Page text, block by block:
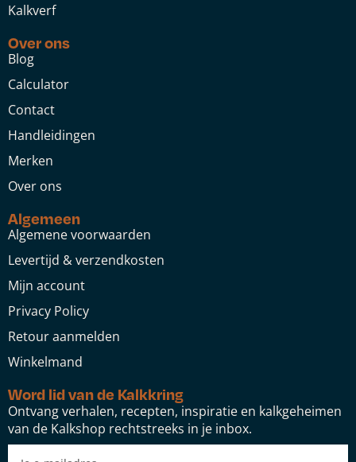
Kalkverf
Over ons
Blog
Calculator
Contact
Handleidingen
Merken
Over ons
Algemeen
Algemene voorwaarden
Levertijd & verzendkosten
Mijn account
Privacy Policy
Retour aanmelden
Winkelmand
Word lid van de Kalkkring
Ontvang verhalen, recepten, inspiratie en kalkgeheimen
van de Kalkshop rechtstreeks in je inbox.